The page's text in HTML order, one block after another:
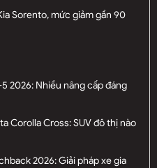
Sorento, mức giảm gần 90
2026: Nhiều nâng cấp đáng
Corolla Cross: SUV đô thị nào
2026: Giải pháp xe gia